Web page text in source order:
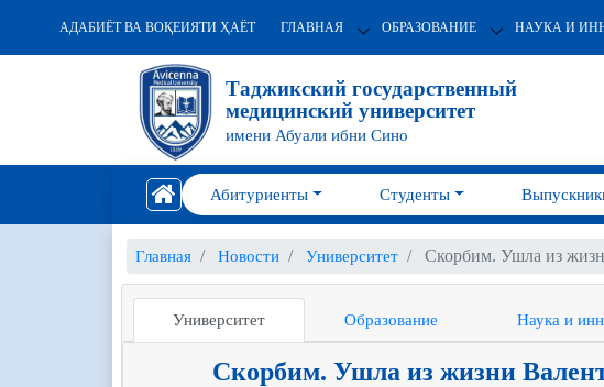
АДАБИЁТ ВА ВОҚЕИЯТИ ҲАЁТ ГЛАВНАЯ ОБРАЗОВАНИЕ НАУКА И
Таджикский государственный
медицинский университет
имени Абуали ибни Сино
Абитуриенты Студенты
Главная Новости Университет Скорбим. Ушла из
Университет Образование Наука и
Скорбим. Ушла из жизни